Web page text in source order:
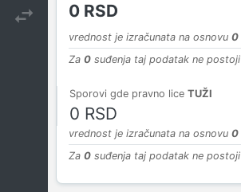
Izvoz0 RSD
vrednost je izračunata na osnovu 0
Za 0 suđenja taj podatak ne postoji
Sporovi gde pravno lice TUŽI
0 RSD
vrednost je izračunata na osnovu 0
Za 0 suđenja taj podatak ne postoji